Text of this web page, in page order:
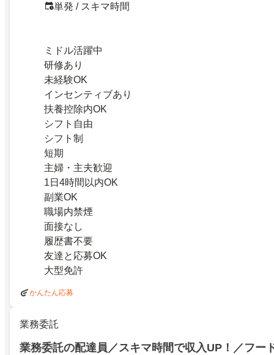
単発 / スキマ時間
ミドル活躍中
研修あり
未経験OK
インセンティブあり
扶養控除内OK
シフト自由
シフト制
短期
主婦・主夫歓迎
1日4時間以内OK
副業OK
職場内禁煙
面接なし
履歴書不要
友達と応募OK
大型免許
かんたん応募
業務委託
業務委託の配達員／スキマ時間で収入UP！／フー